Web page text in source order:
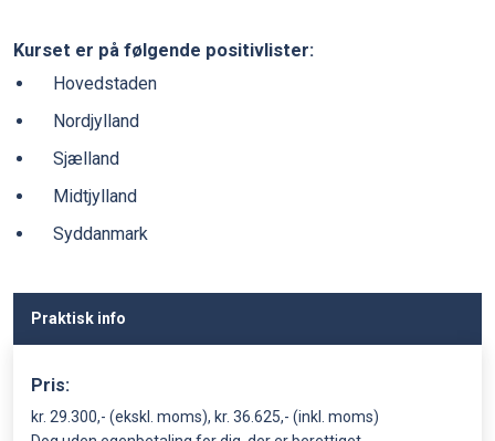
Kurset er på følgende positivlister:
Hovedstaden
Nordjylland
Sjælland
Midtjylland
Syddanmark
Praktisk info
Pris:
kr. 29.300,- (ekskl. moms), kr. 36.625,- (inkl. moms)